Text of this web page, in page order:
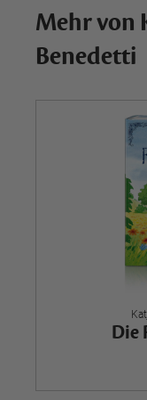
Mehr von
Benedetti
Die